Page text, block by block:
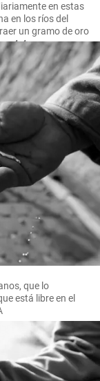
en estas
en los ríos del
un gramo de oro
4.4 gramos.
que lo
está libre en el